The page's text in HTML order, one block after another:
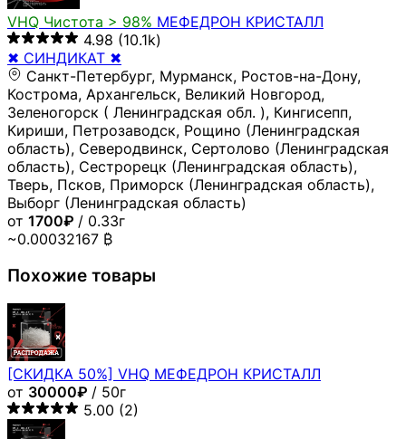
VHQ Чистота > 98% МЕФЕДРОН КРИСТАЛЛ
4.98 (10.1k)
✖ СИНДИКАТ ✖
Санкт-Петербург, Мурманск, Ростов-на-Дону,
Кострома, Архангельск, Великий Новгород,
Зеленогорск ( Ленинградская обл. ), Кингисепп,
Кириши, Петрозаводск, Рощино (Ленинградская
область), Северодвинск, Сертолово (Ленинградская
область), Сестрорецк (Ленинградская область),
Тверь, Псков, Приморск (Ленинградская область),
Выборг (Ленинградская область)
от 1700₽ / 0.33г
~0.00032167 ₿
Похожие товары
[СКИДКА 50%] VHQ МЕФЕДРОН КРИСТАЛЛ
от 30000₽ / 50г
5.00 (2)